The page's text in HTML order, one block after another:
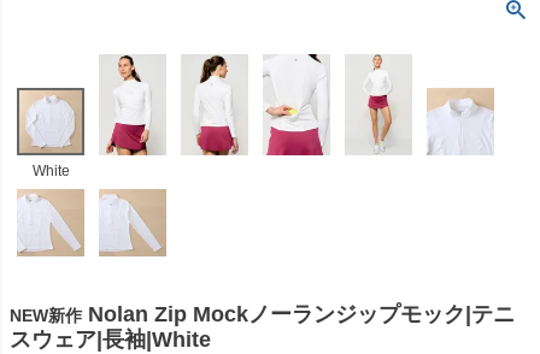
White
NEW新作 Nolan Zip Mockノーランジップモック|テニ
スウェア|長袖|White